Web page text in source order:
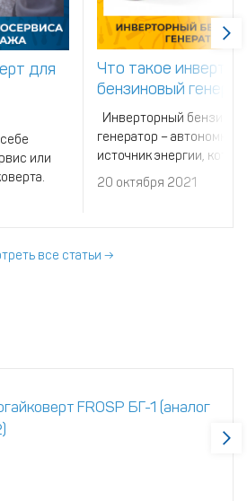
для
или
Что такое
бензиновый
Инверторный
генератор – автономный
источник энергии,
позволит получить
электричество на
20 октября 2021
все статьи →
FROSP БГ-1 (аналог